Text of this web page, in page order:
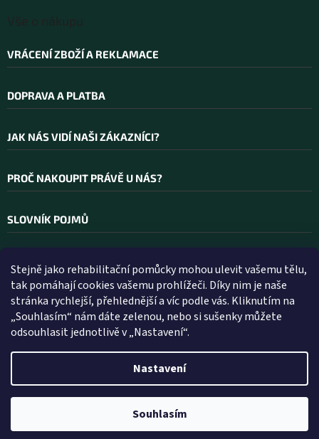
Stejně jako rehabilitační pomůcky mohou ulevit vašemu tělu,
tak pomáhají cookies vašemu prohlížeči. Díky nim je naše
stránka rychlejší, přehlednější a víc podle vás. Kliknutím na
„Souhlasím“ nám dáte zelenou, nebo si sušenky můžete
odsouhlasit jednotlivě v „Nastavení“.
Nastavení
Souhlasím
VRÁCENÍ ZBOŽÍ A REKLAMACE
DOPRAVA A PLATBA
JAK NÁS VIDÍ NAŠI ZÁKAZNÍCI?
PROČ NAKOUPIT PRÁVĚ U NÁS?
SLOVNÍK POJMŮ
Kontakt
INFO@WELLEA.CZ
800 200 900
602 112 602
Vytvořil Shoptet